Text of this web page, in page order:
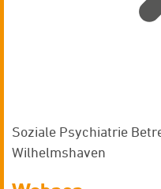
Soziale Psychiatrie
Wilhelmshaven